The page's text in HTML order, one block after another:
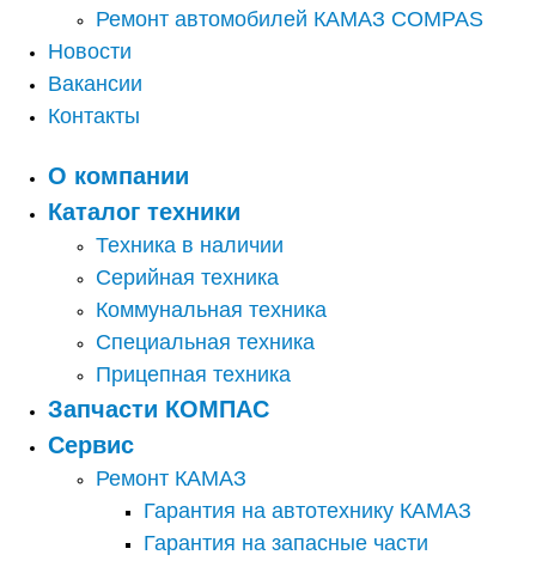
Ремонт автомобилей КАМАЗ COMPAS
Новости
Вакансии
Контакты
О компании
Каталог техники
Техника в наличии
Серийная техника
Коммунальная техника
Специальная техника
Прицепная техника
Запчасти КОМПАС
Сервис
Ремонт КАМАЗ
Гарантия на автотехнику КАМАЗ
Гарантия на запасные части